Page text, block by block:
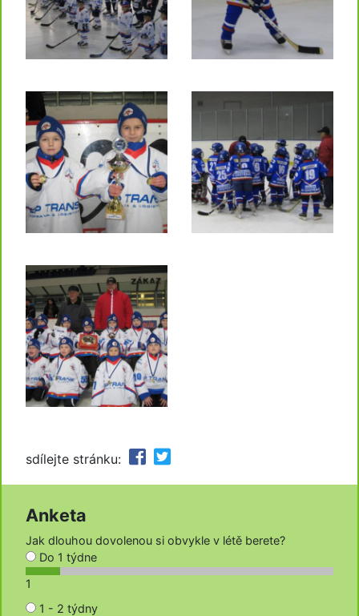
sdílejte stránku:
Anketa
Jak dlouhou dovolenou si obvykle v létě berete?
Do 1 týdne
1
1 - 2 týdny